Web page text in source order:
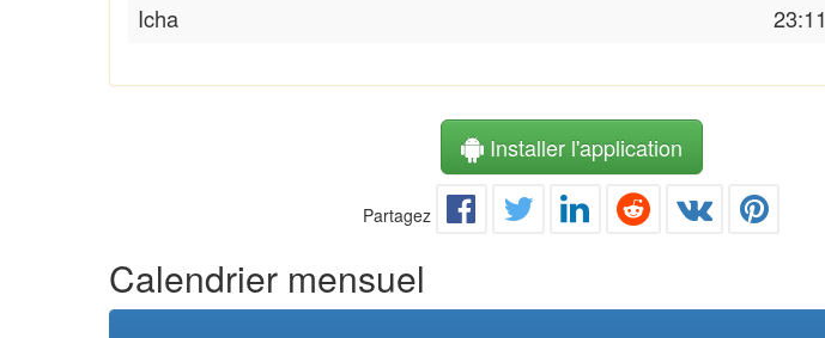
Icha
23:11
Installer l'application
Partagez
Calendrier mensuel